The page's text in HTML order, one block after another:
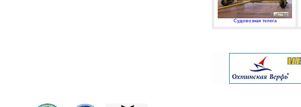
Судовозная телега